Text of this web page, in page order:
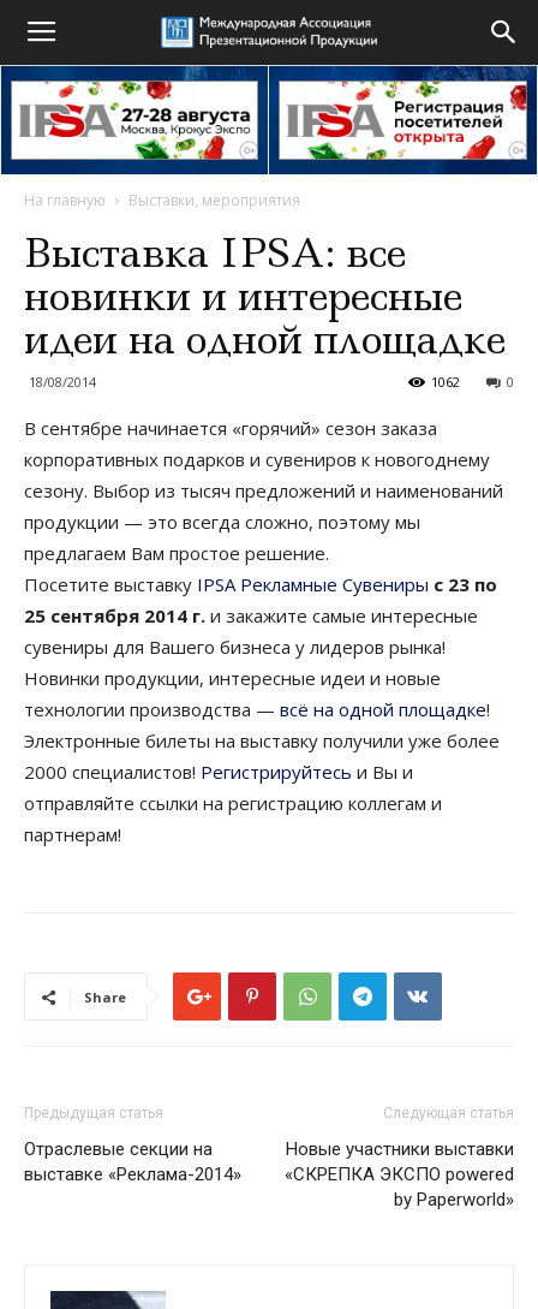
На главную Выставки, мероприятия
Выставка IPSA: все
новинки и интересные
идеи на одной площадке
18/08/2014 0
1062
В сентябре начинается «горячий» сезон заказа
корпоративных подарков и сувениров к новогоднему
сезону. Выбор из тысяч предложений и наименований
продукции — это всегда сложно, поэтому мы
предлагаем Вам простое решение.
Посетите выставку IPSA Рекламные Сувениры с 23 по
25 сентября 2014 г. и закажите самые интересные
сувениры для Вашего бизнеса у лидеров рынка!
Новинки продукции, интересные идеи и новые
технологии производства — всё на одной площадке!
Электронные билеты на выставку получили уже более
2000 специалистов! Регистрируйтесь и Вы и
отправляйте ссылки на регистрацию коллегам и
партнерам!
Share
Предыдущая статья
Отраслевые секции на
выставке «Реклама-2014»
Следующая статья
Новые участники выставки
«СКРЕПКА ЭКСПО powered
by Paperworld»